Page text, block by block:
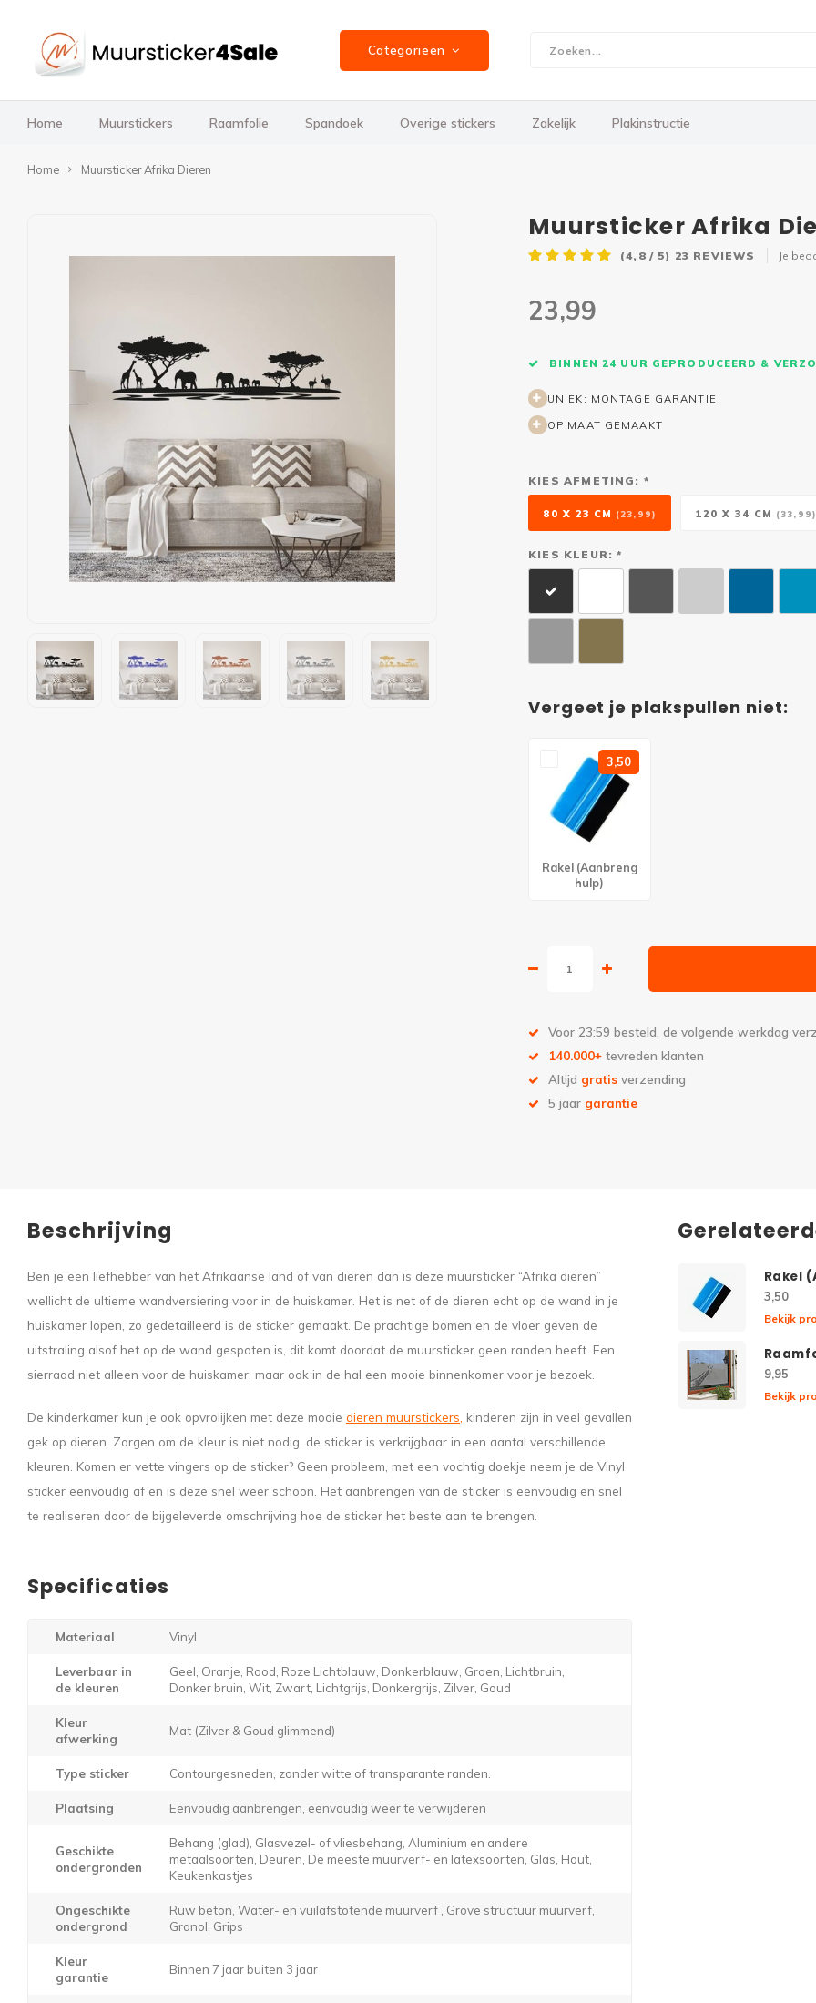
Categorieën
Home Muurstickers Raamfolie Spandoek Overige stickers Zakelijk Plakinstructie
Home Muursticker Afrika Dieren
Muursticker Afrika
(4,8 / 5) 23 REVIEWS Je
23,99
BINNEN 24 UUR GEPRODUCEERD &
UNIEK: MONTAGE GARANTIE
OP MAAT GEMAAKT
KIES AFMETING: *
80 X 23 CM (23,99) 120 X 34 CM (33,99)
KIES KLEUR: *
Vergeet je plakspullen niet:
3,50
Rakel (Aanbreng
hulp)
Voor 23:59 besteld, de volgende werkdag
140.000+ tevreden klanten
Altijd gratis verzending
5 jaar garantie
Beschrijving
Ben je een liefhebber van het Afrikaanse land of van dieren dan is deze muursticker “Afrika dieren”
wellicht de ultieme wandversiering voor in de huiskamer. Het is net of de dieren echt op de wand in je
huiskamer lopen, zo gedetailleerd is de sticker gemaakt. De prachtige bomen en de vloer geven de
uitstraling alsof het op de wand gespoten is, dit komt doordat de muursticker geen randen heeft. Een
sierraad niet alleen voor de huiskamer, maar ook in de hal een mooie binnenkomer voor je bezoek.
De kinderkamer kun je ook opvrolijken met deze mooie dieren muurstickers kinderen zijn in veel gevallen
gek op dieren. Zorgen om de kleur is niet nodig, de sticker is verkrijgbaar in een aantal verschillende
kleuren. Komen er vette vingers op de sticker? Geen probleem, met een vochtig doekje neem je de Vinyl
sticker eenvoudig af en is deze snel weer schoon. Het aanbrengen van de sticker is eenvoudig en snel
te realiseren door de bijgeleverde omschrijving hoe de sticker het beste aan te brengen.
Specificaties
Materiaal Vinyl
Leverbaar in
de kleuren
Geel, Oranje, Rood, Roze Lichtblauw, Donkerblauw, Groen, Lichtbruin,
Donker bruin, Wit, Zwart, Lichtgrijs, Donkergrijs, Zilver, Goud
Kleur
afwerking
Mat (Zilver & Goud glimmend)
Type sticker Contourgesneden, zonder witte of transparante randen.
Plaatsing Eenvoudig aanbrengen, eenvoudig weer te verwijderen
Geschikte
ondergronden
Behang (glad), Glasvezel- of vliesbehang, Aluminium en andere
metaalsoorten, Deuren, De meeste muurverf- en latexsoorten, Glas, Hout,
Keukenkastjes
Ongeschikte
ondergrond
Ruw beton, Water- en vuilafstotende muurverf , Grove structuur muurverf,
Granol, Grips
Kleur
garantie
Binnen 7 jaar buiten 3 jaar
Rakel
3,50
Bekijk
9,95
Bekijk